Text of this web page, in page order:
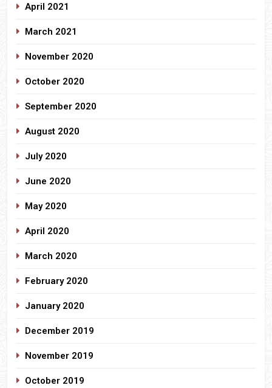
April 2021
March 2021
November 2020
October 2020
September 2020
August 2020
July 2020
June 2020
May 2020
April 2020
March 2020
February 2020
January 2020
December 2019
November 2019
October 2019